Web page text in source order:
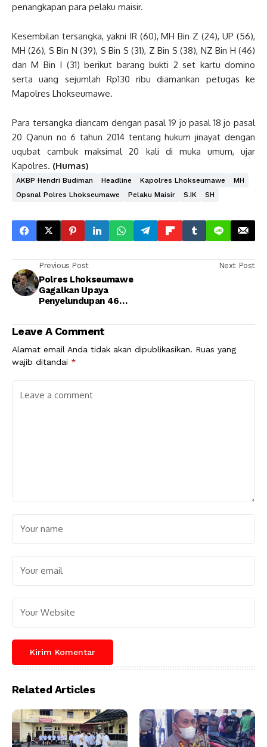
penangkapan para pelaku maisir.
Kesembilan tersangka, yakni IR (60), MH Bin Z (24), UP (56),
MH (26), S Bin N (39), S Bin S (31), Z Bin S (38), NZ Bin H (46)
dan M Bin I (31) berikut barang bukti 2 set kartu domino
serta uang sejumlah Rp130 ribu diamankan petugas ke
Mapolres Lhokseumawe.
Para tersangka diancam dengan pasal 19 jo pasal 18 jo pasal
20 Qanun no 6 tahun 2014 tentang hukum jinayat dengan
uqubat cambuk maksimal 20 kali di muka umum, ujar
Kapolres. (Humas)
AKBP Hendri Budiman Headline Kapolres Lhokseumawe
MH
Opsnal Polres Lhokseumawe
Pelaku Maisir S.IK SH
Previous Post
Polres Lhokseumawe
Gagalkan Upaya
Penyelundupan 46
Next Post
Leave A Comment
Alamat email Anda tidak akan dipublikasikan. Ruas yang
wajib ditandai *
Related Articles